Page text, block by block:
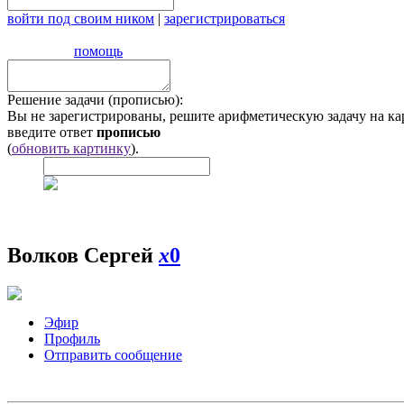
войти под своим ником | зарегистрироваться
помощь
Решение задачи (прописью):
Вы не зарегистрированы, решите арифметическую задачу на
введите ответ прописью
(обновить картинку).
Волков Сергей x0
Эфир
Профиль
Отправить сообщение